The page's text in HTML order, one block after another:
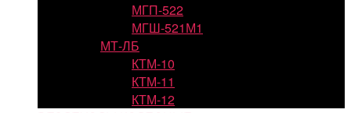
МГП-522
МГШ-521М1
МТ-ЛБ
КТМ-10
КТМ-11
КТМ-12